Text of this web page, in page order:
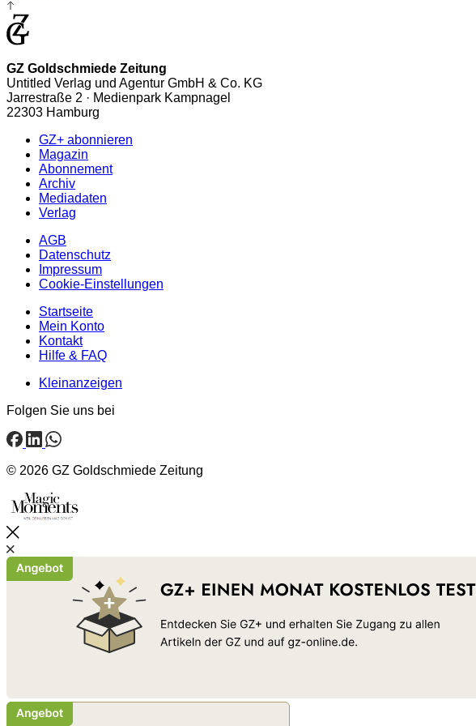
GZ Goldschmiede Zeitung
Untitled Verlag und Agentur GmbH & Co. KG
Jarrestraße 2 · Medienpark Kampnagel
22303 Hamburg
GZ+ abonnieren
Magazin
Abonnement
Archiv
Mediadaten
Verlag
AGB
Datenschutz
Impressum
Cookie-Einstellungen
Startseite
Mein Konto
Kontakt
Hilfe & FAQ
Kleinanzeigen
Folgen Sie uns bei
© 2026 GZ Goldschmiede Zeitung
Schließen